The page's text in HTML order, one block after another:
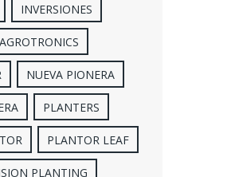
INVERSIONES
NUEVA PIONERA
PLANTERS
PLANTOR LEAF
PLANTING